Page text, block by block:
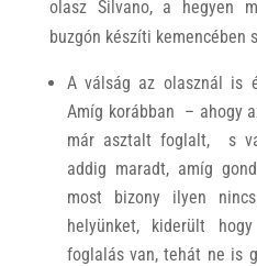
olasz Silvano, a hegyen
buzgón készíti kemencében
A válság az olasznál is
Amíg korábban – ahogy
már asztalt foglalt, s
addig maradt, amíg
most bizony ilyen
helyünket, kiderült
foglalás van, tehát ne is